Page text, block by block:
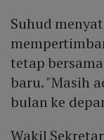
Suhud
tetap
baru. "Masih
bulan ke
Wakil